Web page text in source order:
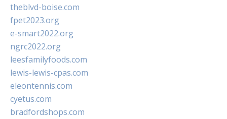
theblvd-boise.com
fpet2023.org
e-smart2022.org
ngrc2022.org
leesfamilyfoods.com
lewis-lewis-cpas.com
eleontennis.com
cyetus.com
bradfordshops.com